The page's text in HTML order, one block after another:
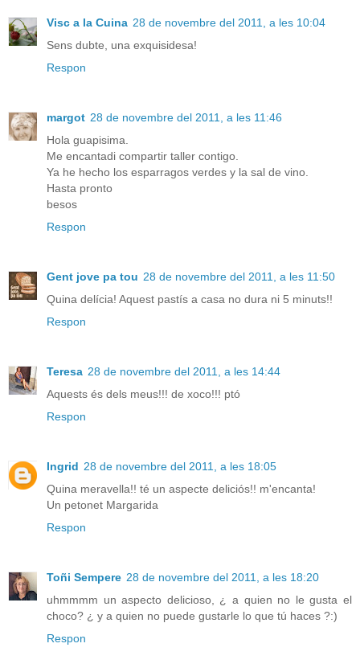
Visc a la Cuina 28 de novembre del 2011, a les 10:04
Sens dubte, una exquisidesa!
Respon
margot 28 de novembre del 2011, a les 11:46
Hola guapisima.
Me encantadi compartir taller contigo.
Ya he hecho los esparragos verdes y la sal de vino.
Hasta pronto
besos
Respon
Gent jove pa tou 28 de novembre del 2011, a les 11:50
Quina delícia! Aquest pastís a casa no dura ni 5 minuts!!
Respon
Teresa 28 de novembre del 2011, a les 14:44
Aquests és dels meus!!! de xoco!!! ptó
Respon
Ingrid 28 de novembre del 2011, a les 18:05
Quina meravella!! té un aspecte deliciós!! m'encanta!
Un petonet Margarida
Respon
Toñi Sempere 28 de novembre del 2011, a les 18:20
uhmmmm un aspecto delicioso, ¿ a quien no le gusta el
choco? ¿ y a quien no puede gustarle lo que tú haces ?:)
Respon